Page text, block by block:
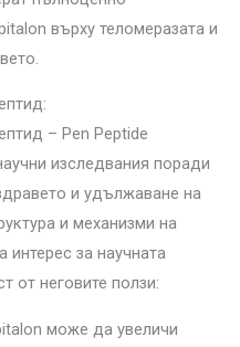
върху теломеразата и
– Pen Peptide
изследвания поради
и удължаване на
и механизми на
интерес за научната
от неговите ползи:
може да увеличи